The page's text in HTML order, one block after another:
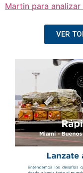
Martin para
VER